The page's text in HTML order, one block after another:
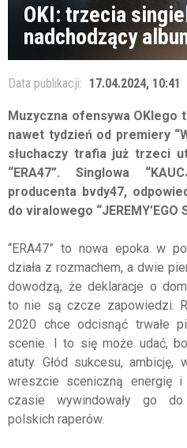
OKI: trzecia
nadchodzący
Data publikacji: 17.04.2024, 10:41
Muzyczna ofensywa OKIego
nawet tydzień od premiery
słuchaczy trafia już trzeci
“ERA47”. Singlowa
producenta bvdy47,
do viralowego “JEREMY’EGO
“ERA47” to nowa epoka w
działa z rozmachem, a dwie
dowodzą, że deklaracje o
to nie są czcze zapowiedzi.
2020 chce odcisnąć trwałe
scenie. I to się może udać,
atuty. Głód sukcesu,
wreszcie sceniczną energię
czasie wywindowały go do
polskich raperów.